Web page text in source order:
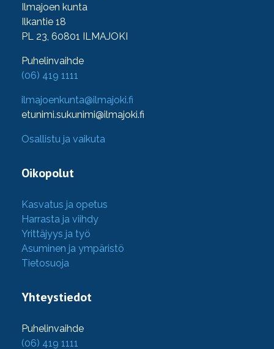
Ilmajoen kunta
Ilkantie 18
PL 23, 60801 ILMAJOKI
Puhelinvaihde
(06) 419 1111
ilmajoenkunta@ilmajoki.fi
etunimi.sukunimi@ilmajoki.fi
Osallistu ja vaikuta
Oikopolut
Kasvatus ja opetus
Harrasta ja viihdy
Yrittäjyys ja työ
Asuminen ja ympäristö
Tietosuoja
Yhteystiedot
Puhelinvaihde
(06) 419 1111